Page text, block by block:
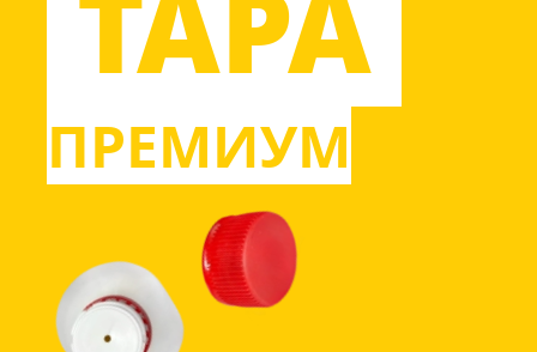
О ПРОДУКТЕ.
КАЧЕСТВО.
ПРЕМИУМ